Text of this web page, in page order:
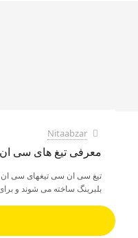
Nitaabzar
معرفی تیغ های سی
تیغ سی ان سی تیغهای سی ان
بلبرینگ ساخته می شوند و